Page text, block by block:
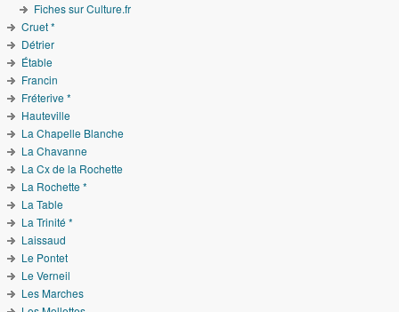
Fiches sur Culture.fr
Cruet *
Détrier
Étable
Francin
Fréterive *
Hauteville
La Chapelle Blanche
La Chavanne
La Cx de la Rochette
La Rochette *
La Table
La Trinité *
Laissaud
Le Pontet
Le Verneil
Les Marches